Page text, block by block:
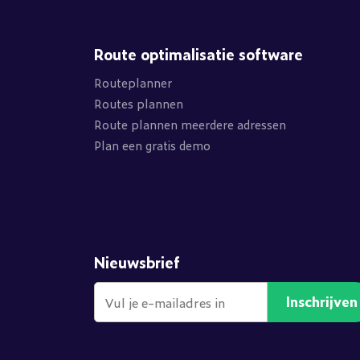
Route optimalisatie software
Routeplanner
Routes plannen
Route plannen meerdere adressen
Plan een gratis demo
Nieuwsbrief
Inschrijven